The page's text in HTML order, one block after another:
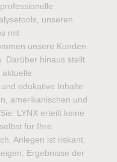
unseren
mit
unsere Kunden
Darüber hinaus stellt
aktuelle
edukative Inhalte
amerikanischen und
LYNX erteilt keine
für Ihre
Anlegen ist riskant.
Ergebnisse der